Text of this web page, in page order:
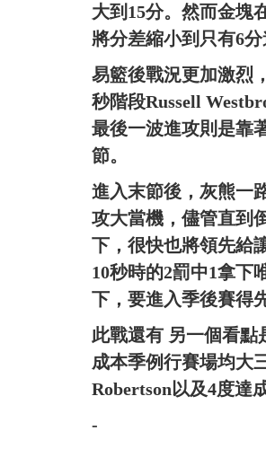
大到15分。然而金塊
將分差縮小到只有6分
易籃後戰況更加激烈
秒階段Russell
最後一波進攻則是靠
節。
進入末節後，灰熊一
攻大當機，儘管直到
下，很快也將領先給
10秒時的2罰中1拿下
下，要進入季後賽得
此戰還有 另一個看點
成本季例行賽場均大
Robertson以及4度達
-